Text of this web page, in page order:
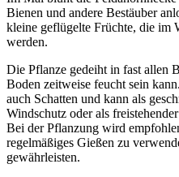
Bienen und andere Bestäuber
kleine geflügelte Früchte, die im
werden.
Die Pflanze gedeiht in fast allen
Boden zeitweise feucht sein
auch Schatten und kann als
Windschutz oder als
Bei der Pflanzung wird
regelmäßiges Gießen zu
gewährleisten.